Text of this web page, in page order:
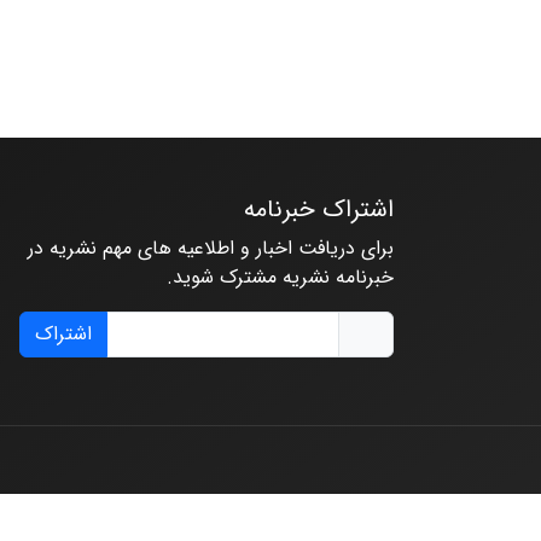
اشتراک خبرنامه
برای دریافت اخبار و اطلاعیه های مهم نشریه در
خبرنامه نشریه مشترک شوید.
اشتراک